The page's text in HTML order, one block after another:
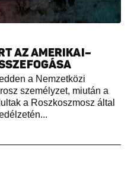
AZ AMERIKAI–
a Nemzetközi
személyzet, miután a
a Roszkoszmosz által